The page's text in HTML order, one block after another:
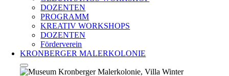
DOZENTEN
PROGRAMM
KREATIV WORKSHOPS
DOZENTEN
Förderverein
KRONBERGER MALERKOLONIE